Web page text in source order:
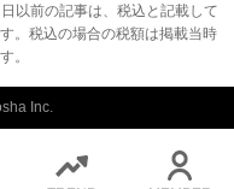
以前の記事は、税込と記載して
。 税込の場合の税額は掲載当時
。
Inc.